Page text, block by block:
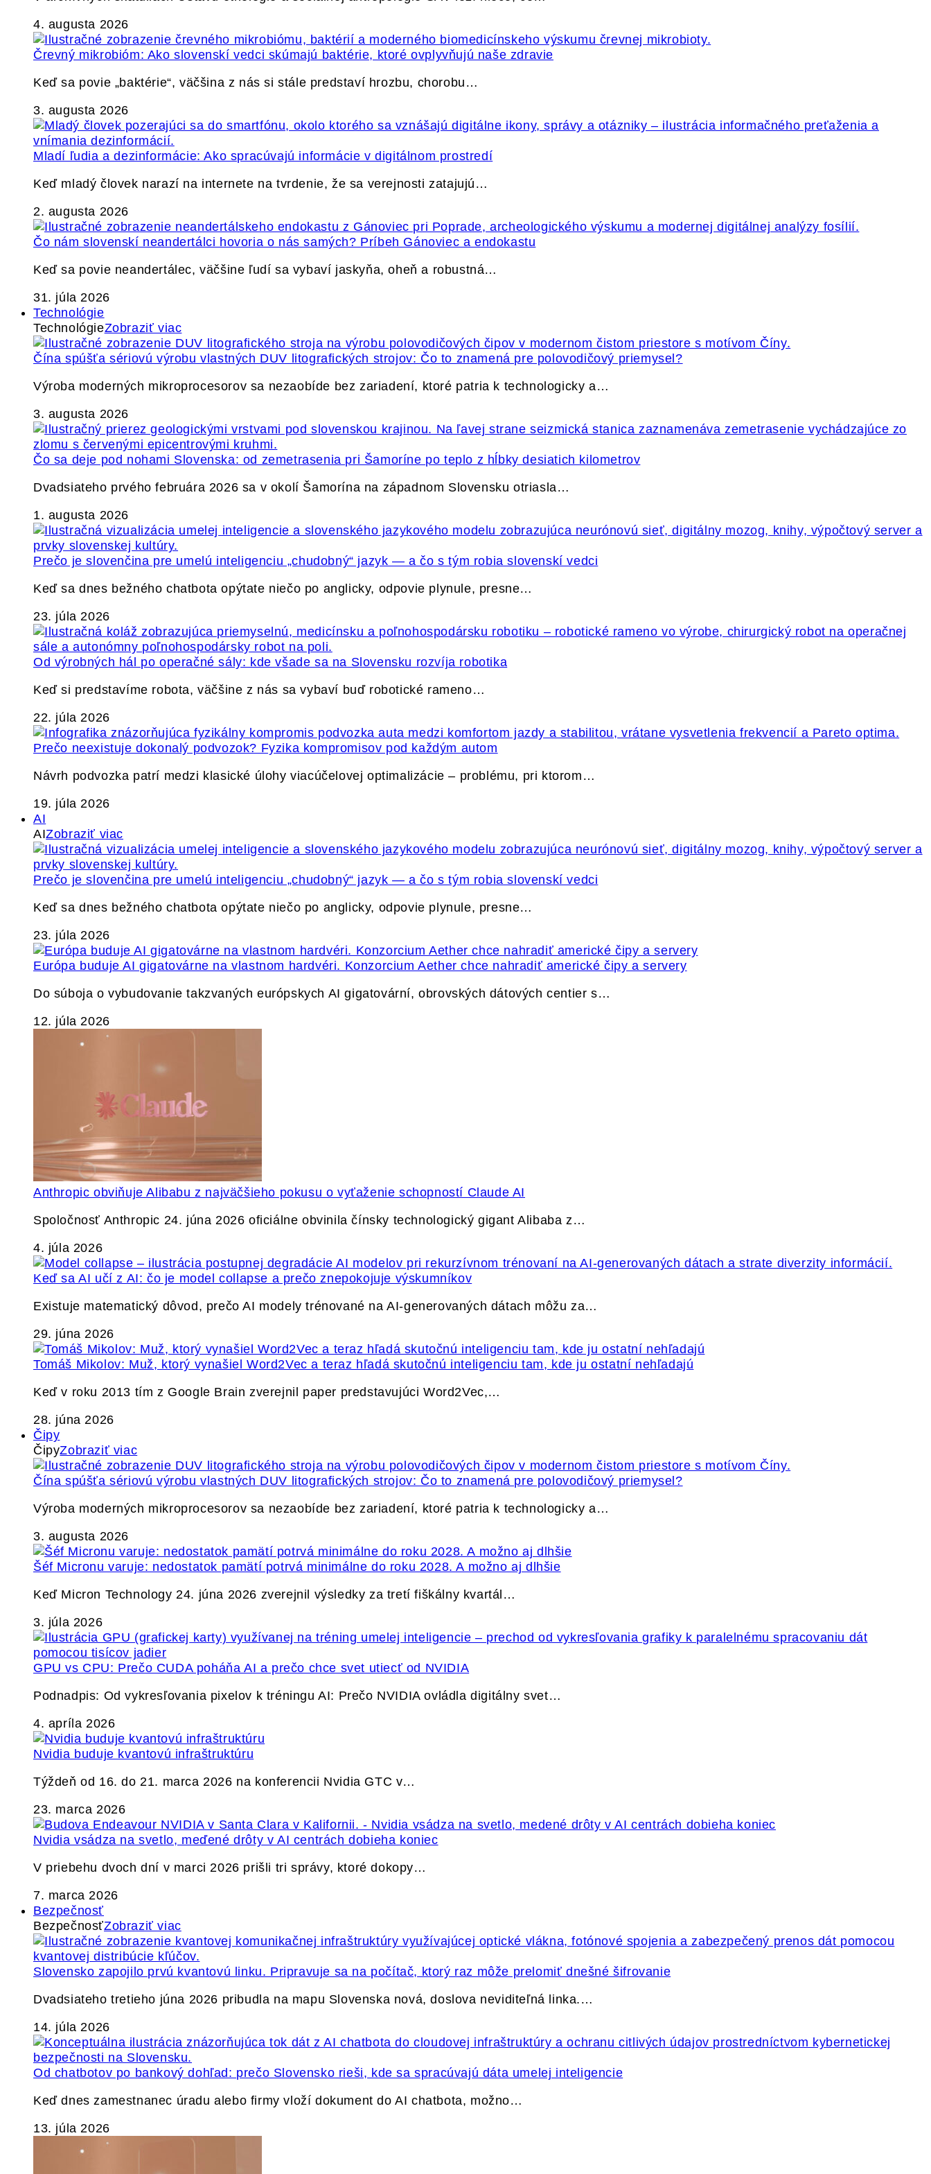
4. augusta 2026
Črevný mikrobióm: Ako slovenskí vedci skúmajú baktérie, ktoré ovplyvňujú naše zdravie
Keď sa povie „baktérie“, väčšina z nás si stále predstaví hrozbu, chorobu…
3. augusta 2026
Mladí ľudia a dezinformácie: Ako spracúvajú informácie v digitálnom prostredí
Keď mladý človek narazí na internete na tvrdenie, že sa verejnosti zatajujú…
2. augusta 2026
Čo nám slovenskí neandertálci hovoria o nás samých? Príbeh Gánoviec a endokastu
Keď sa povie neandertálec, väčšine ľudí sa vybaví jaskyňa, oheň a robustná…
31. júla 2026
Technológie
TechnológieZobraziť viac
Čína spúšťa sériovú výrobu vlastných DUV litografických strojov: Čo to znamená pre polovodičový priemysel?
Výroba moderných mikroprocesorov sa nezaobíde bez zariadení, ktoré patria k technologicky a…
3. augusta 2026
Čo sa deje pod nohami Slovenska: od zemetrasenia pri Šamoríne po teplo z hĺbky desiatich kilometrov
Dvadsiateho prvého februára 2026 sa v okolí Šamorína na západnom Slovensku otriasla…
1. augusta 2026
Prečo je slovenčina pre umelú inteligenciu „chudobný“ jazyk — a čo s tým robia slovenskí vedci
Keď sa dnes bežného chatbota opýtate niečo po anglicky, odpovie plynule, presne…
23. júla 2026
Od výrobných hál po operačné sály: kde všade sa na Slovensku rozvíja robotika
Keď si predstavíme robota, väčšine z nás sa vybaví buď robotické rameno…
22. júla 2026
Prečo neexistuje dokonalý podvozok? Fyzika kompromisov pod každým autom
Návrh podvozka patrí medzi klasické úlohy viacúčelovej optimalizácie – problému, pri ktorom…
19. júla 2026
AI
AIZobraziť viac
Prečo je slovenčina pre umelú inteligenciu „chudobný“ jazyk — a čo s tým robia slovenskí vedci
Keď sa dnes bežného chatbota opýtate niečo po anglicky, odpovie plynule, presne…
23. júla 2026
Európa buduje AI gigatovárne na vlastnom hardvéri. Konzorcium Aether chce nahradiť americké čipy a servery
Do súboja o vybudovanie takzvaných európskych AI gigatovární, obrovských dátových centier s…
12. júla 2026
Anthropic obviňuje Alibabu z najväčšieho pokusu o vyťaženie schopností Claude AI
Spoločnosť Anthropic 24. júna 2026 oficiálne obvinila čínsky technologický gigant Alibaba z…
4. júla 2026
Keď sa AI učí z AI: čo je model collapse a prečo znepokojuje výskumníkov
Existuje matematický dôvod, prečo AI modely trénované na AI-generovaných dátach môžu za…
29. júna 2026
Tomáš Mikolov: Muž, ktorý vynašiel Word2Vec a teraz hľadá skutočnú inteligenciu tam, kde ju ostatní nehľadajú
Keď v roku 2013 tím z Google Brain zverejnil paper predstavujúci Word2Vec,…
28. júna 2026
Čipy
ČipyZobraziť viac
Čína spúšťa sériovú výrobu vlastných DUV litografických strojov: Čo to znamená pre polovodičový priemysel?
Výroba moderných mikroprocesorov sa nezaobíde bez zariadení, ktoré patria k technologicky a…
3. augusta 2026
Šéf Micronu varuje: nedostatok pamätí potrvá minimálne do roku 2028. A možno aj dlhšie
Keď Micron Technology 24. júna 2026 zverejnil výsledky za tretí fiškálny kvartál…
3. júla 2026
GPU vs CPU: Prečo CUDA poháňa AI a prečo chce svet utiecť od NVIDIA
Podnadpis: Od vykresľovania pixelov k tréningu AI: Prečo NVIDIA ovládla digitálny svet…
4. apríla 2026
Nvidia buduje kvantovú infraštruktúru
Týždeň od 16. do 21. marca 2026 na konferencii Nvidia GTC v…
23. marca 2026
Nvidia vsádza na svetlo, meďené drôty v AI centrách dobieha koniec
V priebehu dvoch dní v marci 2026 prišli tri správy, ktoré dokopy…
7. marca 2026
Bezpečnosť
BezpečnosťZobraziť viac
Slovensko zapojilo prvú kvantovú linku. Pripravuje sa na počítač, ktorý raz môže prelomiť dnešné šifrovanie
Dvadsiateho tretieho júna 2026 pribudla na mapu Slovenska nová, doslova neviditeľná linka.…
14. júla 2026
Od chatbotov po bankový dohľad: prečo Slovensko rieši, kde sa spracúvajú dáta umelej inteligencie
Keď dnes zamestnanec úradu alebo firmy vloží dokument do AI chatbota, možno…
13. júla 2026